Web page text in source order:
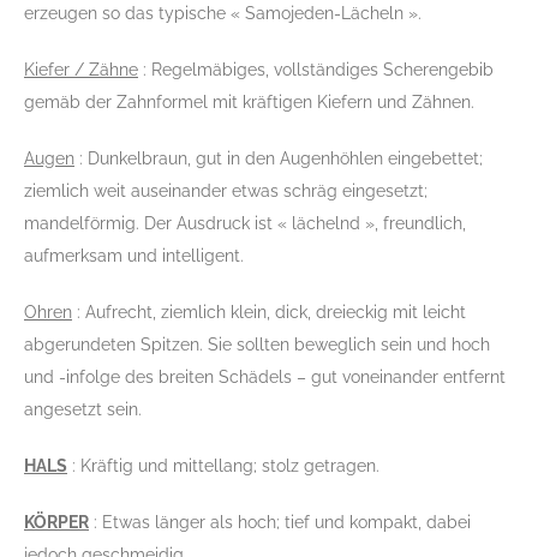
erzeugen so das typische « Samojeden-Lächeln ».
Kiefer / Zähne : Regelmäbiges, vollständiges Scherengebib
gemäb der Zahnformel mit kräftigen Kiefern und Zähnen.
Augen : Dunkelbraun, gut in den Augenhöhlen eingebettet;
ziemlich weit auseinander etwas schräg eingesetzt;
mandelförmig. Der Ausdruck ist « lächelnd », freundlich,
aufmerksam und intelligent.
Ohren : Aufrecht, ziemlich klein, dick, dreieckig mit leicht
abgerundeten Spitzen. Sie sollten beweglich sein und hoch
und -infolge des breiten Schädels – gut voneinander entfernt
angesetzt sein.
HALS : Kräftig und mittellang; stolz getragen.
KÖRPER : Etwas länger als hoch; tief und kompakt, dabei